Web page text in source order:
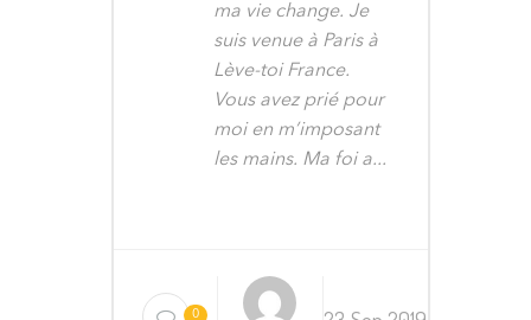
ma vie change. Je
suis venue à Paris à
Lève-toi France.
Vous avez prié pour
moi en m’imposant
les mains. Ma foi a...
0